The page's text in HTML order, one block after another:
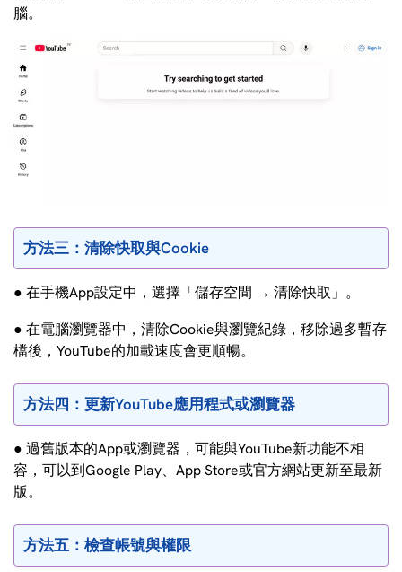
腦。
方法三：清除快取與Cookie
● 在手機App設定中，選擇「儲存空間 → 清除快取」。
● 在電腦瀏覽器中，清除Cookie與瀏覽紀錄，移除過多暫存
檔後，YouTube的加載速度會更順暢。
方法四：更新YouTube應用程式或瀏覽器
● 過舊版本的App或瀏覽器，可能與YouTube新功能不相
容，可以到Google Play、App Store或官方網站更新至最新
版。
方法五：檢查帳號與權限